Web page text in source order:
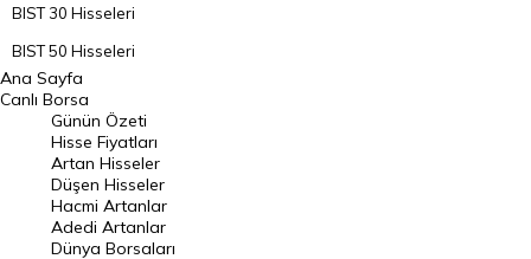
BIST 30 Hisseleri
BIST 50 Hisseleri
BIST 100 Hisseleri
En Çok Artan Hisseler
En Çok Düşen Hisseler
Hacmi Artanlar
Geçmiş Kapanışlar
Ana Sayfa
Canlı Borsa
Günün Özeti
Hisse Fiyatları
Artan Hisseler
Düşen Hisseler
Hacmi Artanlar
Adedi Artanlar
Dünya Borsaları